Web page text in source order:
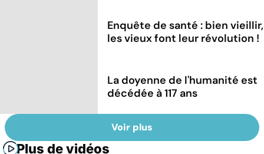
Enquête de santé : bien vieillir,
les vieux font leur révolution !
La doyenne de l'humanité est
décédée à 117 ans
Voir plus
Plus de vidéos